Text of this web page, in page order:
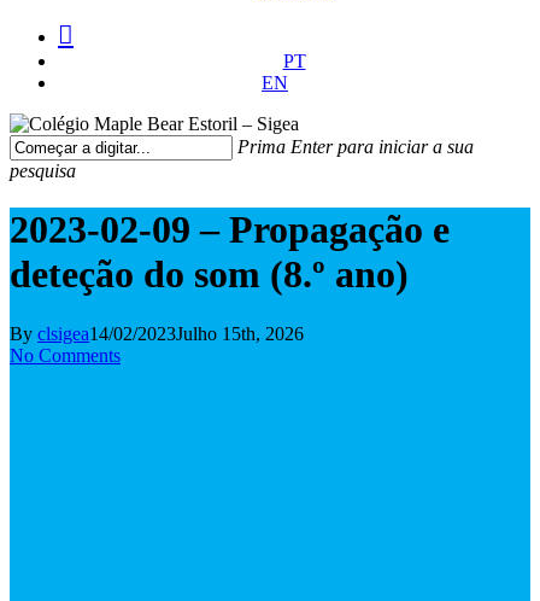
facebook
instagram
medium
PT
EN
Prima Enter para iniciar a sua
pesquisa
Pesquisa
2023-02-09 – Propagação e
deteção do som (8.º ano)
By clsigea14/02/2023Julho 15th, 2026
No Comments